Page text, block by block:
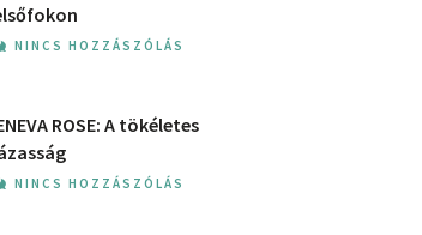
NINCS HOZZÁSZÓLÁS
ROSE: A ​tökéletes
NINCS HOZZÁSZÓLÁS